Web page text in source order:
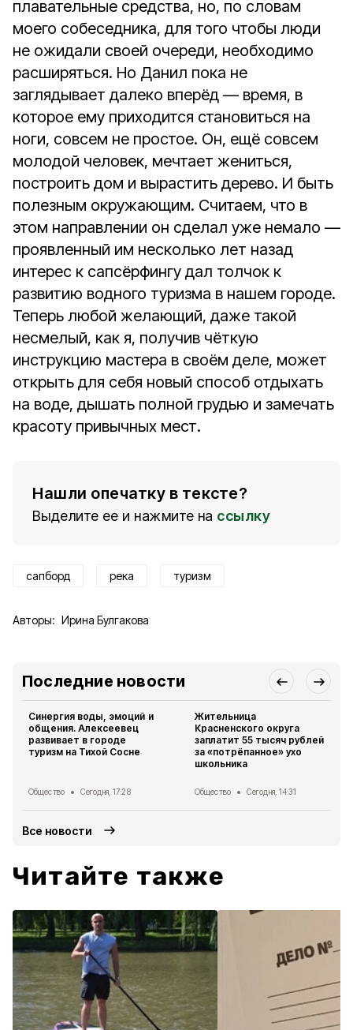
плавательные средства, но, по словам
моего собеседника, для того чтобы люди
не ожидали своей очереди, необходимо
расширяться. Но Данил пока не
заглядывает далеко вперёд — время, в
которое ему приходится становиться на
ноги, совсем не простое. Он, ещё совсем
молодой человек, мечтает жениться,
построить дом и вырастить дерево. И быть
полезным окружающим. Считаем, что в
этом направлении он сделал уже немало —
проявленный им несколько лет назад
интерес к сапсёрфингу дал толчок к
развитию водного туризма в нашем городе.
Теперь любой желающий, даже такой
несмелый, как я, получив чёткую
инструкцию мастера в своём деле, может
открыть для себя новый способ отдыхать
на воде, дышать полной грудью и замечать
красоту привычных мест.
Нашли опечатку в тексте?
Выделите ее и нажмите на ссылку
сапборд река туризм
Авторы: Ирина Булгакова
Последние новости
Синергия воды, эмоций и
общения. Алексеевец
развивает в городе
туризм на Тихой Сосне
Общество Сегодня, 17:28
Жительница
Красненского округа
заплатит 55 тысяч рублей
за «потрёпанное» ухо
школьника
Общество Сегодня, 14:31
Все новости
Читайте также